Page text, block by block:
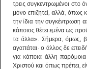
τρεις συγκεντρωμένοι στο
μόνο επιζητεί, αλλά, όπως
την ίδια την συγκέντρωση
κάποιος θέτει εμένα ως
τα άλλα». Σήμερα, όμως,
αγαπάται· ο άλλος δε
για κάποια άλλη
Χριστού και όπως πρέπει,